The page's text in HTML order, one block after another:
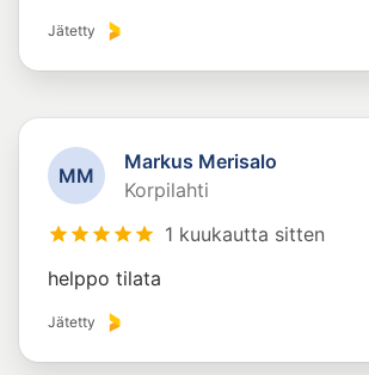
Jätetty
MM
Markus Merisalo
Korpilahti
1 kuukautta sitten
helppo tilata
Jätetty